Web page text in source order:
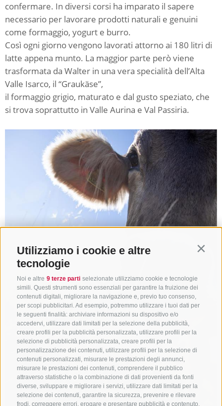
Utilizziamo i cookie e altre
tecnologie
Noi e altre 9 terze parti selezionate utilizziamo cookie e tecnologie
simili. Questi strumenti sono essenziali per garantire la fruizione dei
contenuti digitali, migliorare la navigazione e, previo tuo consenso,
per scopi pubblicitari. Ad esempio, potremmo utilizzare i tuoi dati per
le seguenti finalità: archiviare informazioni su dispositivo e/o
accedervi, utilizzare dati limitati per la selezione della pubblicità,
creare profili per la pubblicità personalizzata, utilizzare profili per la
selezione di pubblicità personalizzata, creare profili per la
personalizzazione dei contenuti, utilizzare profili per la selezione di
contenuti personalizzati, misurare le prestazioni degli annunci,
misurare le prestazioni dei contenuti, comprendere il pubblico
attraverso statistiche o la combinazione di dati provenienti da fonti
diverse, sviluppare e migliorare i servizi, utilizzare dati limitati per la
selezione dei contenuti, garantire la sicurezza, prevenire e rilevare
frodi, correggere errori, erogare e presentare pubblicità e contenuto,
confermare. In diversi corsi ha imparato il sapere
necessario per lavorare prodotti naturali e genuini
come formaggio, yogurt e burro.
Così ogni giorno vengono lavorati attorno ai 180 litri di
latte appena munto. La maggior parte però viene
trasformata da Walter in una vera specialità dell’Alta
Valle Isarco, il “Graukäse”,
il formaggio grigio, maturato e dal gusto speziato, che
si trova soprattutto in Valle Aurina e Val Passiria.